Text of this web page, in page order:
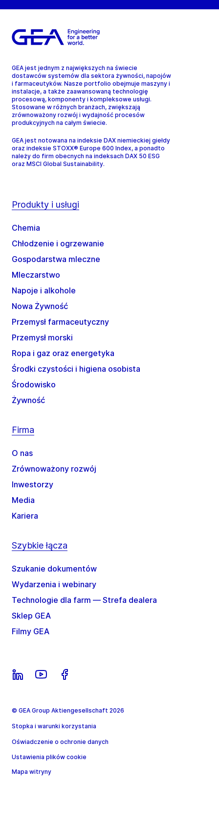
GEA jest jednym z największych na świecie
dostawców systemów dla sektora żywności, napojów
i farmaceutyków. Nasze portfolio obejmuje maszyny i
instalacje, a także zaawansowaną technologię
procesową, komponenty i kompleksowe usługi.
Stosowane w różnych branżach, zwiększają
zrównoważony rozwój i wydajność procesów
produkcyjnych na całym świecie.
GEA jest notowana na indeksie DAX niemieckiej giełdy
oraz indeksie STOXX® Europe 600 Index, a ponadto
należy do firm obecnych na indeksach DAX 50 ESG
oraz MSCI Global Sustainability.
Produkty i usługi
Chemia
Chłodzenie i ogrzewanie
Gospodarstwa mleczne
Mleczarstwo
Napoje i alkohole
Nowa Żywność
Przemysł farmaceutyczny
Przemysł morski
Ropa i gaz oraz energetyka
Środki czystości i higiena osobista
Środowisko
Żywność
Firma
O nas
Zrównoważony rozwój
Inwestorzy
Media
Kariera
Szybkie łącza
Szukanie dokumentów
Wydarzenia i webinary
Technologie dla farm — Strefa dealera
Sklep GEA
Filmy GEA
© GEA Group Aktiengesellschaft 2026
Stopka i warunki korzystania
Oświadczenie o ochronie danych
Ustawienia plików cookie
Mapa witryny